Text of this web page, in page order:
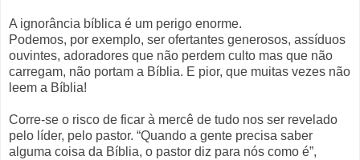
A ignorância bíblica é um perigo enorme.
Podemos, por exemplo, ser ofertantes generosos, assíduos
ouvintes, adoradores que não perdem culto mas que não
carregam, não portam a Bíblia. E pior, que muitas vezes não
leem a Bíblia!
Corre-se o risco de ficar à mercê de tudo nos ser revelado
pelo líder, pelo pastor. “Quando a gente precisa saber
alguma coisa da Bíblia, o pastor diz para nós como é”,